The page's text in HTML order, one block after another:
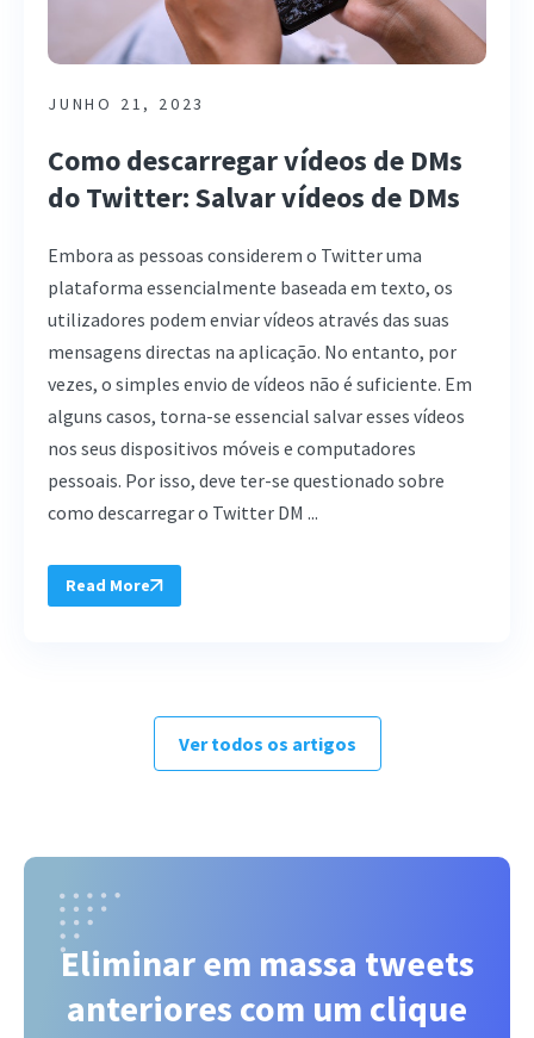
JUNHO 21, 2023
Como descarregar vídeos de DMs
do Twitter: Salvar vídeos de DMs
Embora as pessoas considerem o Twitter uma
plataforma essencialmente baseada em texto, os
utilizadores podem enviar vídeos através das suas
mensagens directas na aplicação. No entanto, por
vezes, o simples envio de vídeos não é suficiente. Em
alguns casos, torna-se essencial salvar esses vídeos
nos seus dispositivos móveis e computadores
pessoais. Por isso, deve ter-se questionado sobre
como descarregar o Twitter DM ...
Read More
Ver todos os artigos
Eliminar em massa tweets
anteriores com um clique